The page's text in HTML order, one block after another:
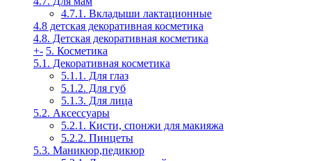
4.7.1. Вкладыши лактационные
4.8 детская декоративная косметика
4.8. Детская декоративная косметика
+- 5. Косметика
5.1. Декоративная косметика
5.1.1. Для глаз
5.1.2. Для губ
5.1.3. Для лица
5.2. Аксессуары
5.2.1. Кисти, спонжи для макияжа
5.2.2. Пинцеты
5.3. Маникюр,педикюр